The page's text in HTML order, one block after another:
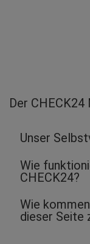
Der
Unser
Wie
CHECK24?
Wie
dieser Seite